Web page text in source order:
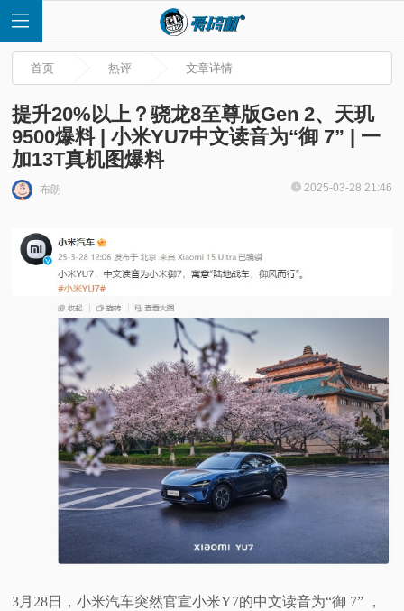
首
快
首页 热评 文章详情
提升20%以上？骁龙8至尊版Gen 2、天玑
9500爆料 | 小米YU7中文读音为“御 7” | 一
加13T真机图爆料
布朗 2025-03-28 21:46
3月28日，小米汽车突然官宣小米Y7的中文读音为“御 7” ，